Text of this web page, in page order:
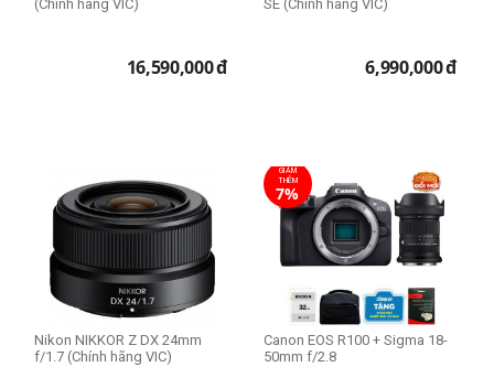
(Chính hãng VIC)
16,590,000đ
SE (Chính hãng VIC)
6,990,000đ
Nikon NIKKOR Z DX 24mm
f/1.7 (Chính hãng VIC)
GIẢM
THÊM
7%
Canon EOS R100 + Sigma 18-
50mm f/2.8